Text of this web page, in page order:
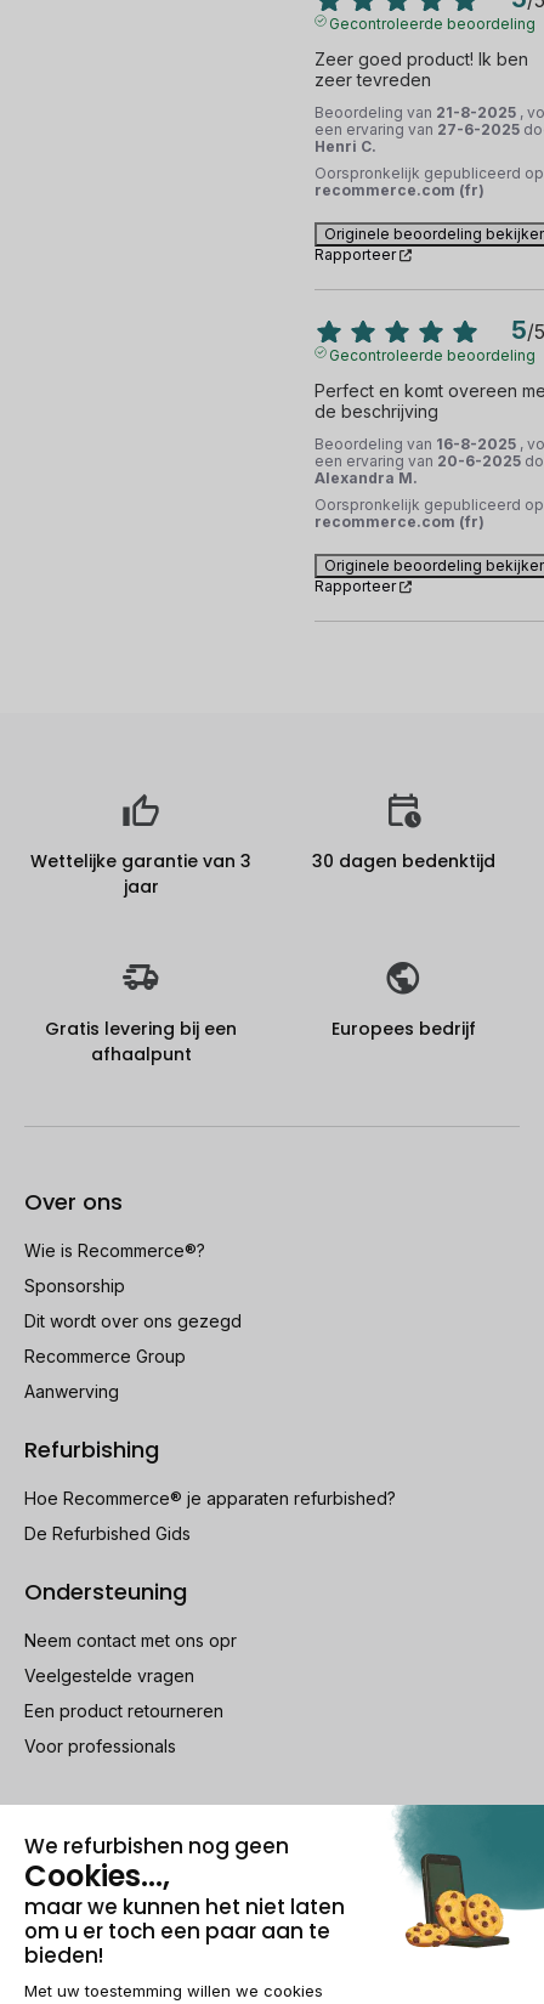
Gecontroleerde beoordeling
Zeer goed product! Ik ben
zeer tevreden
Beoordeling van 21-8-2025 ,
een ervaring van 27-6-2025
Henri C.
Oorspronkelijk gepubliceerd op
recommerce.com (fr)
Originele beoordeling
Rapporteer
5/5
Gecontroleerde beoordeling
Perfect en komt overeen
de beschrijving
Beoordeling van 16-8-2025 ,
een ervaring van 20-6-2025
Alexandra M.
Oorspronkelijk gepubliceerd op
recommerce.com (fr)
Originele beoordeling
Rapporteer
Wettelijke garantie van 3
jaar
30 dagen bedenktijd
Gratis levering bij een
afhaalpunt
Europees bedrijf
Over ons
Wie is Recommerce®?
Sponsorship
Dit wordt over ons gezegd
Recommerce Group
Aanwerving
Refurbishing
Hoe Recommerce® je apparaten refurbished?
De Refurbished Gids
Ondersteuning
Neem contact met ons opr
Veelgestelde vragen
Een product retourneren
Voor professionals
100% beveiligde betaling
Wettelijke vermeldingen & AGBeheer van cookies